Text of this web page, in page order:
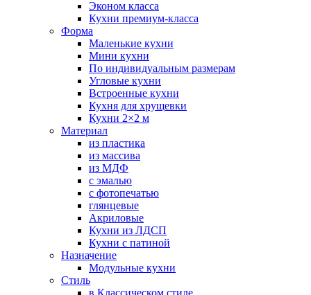
Эконом класса
Кухни премиум-класса
Форма
Маленькие кухни
Мини кухни
По индивидуальным размерам
Угловые кухни
Встроенные кухни
Кухня для хрущевки
Кухни 2×2 м
Материал
из пластика
из массива
из МДФ
с эмалью
с фотопечатью
глянцевые
Акриловые
Кухни из ЛДСП
Кухни с патиной
Назначение
Модульные кухни
Стиль
в Классическом стиле